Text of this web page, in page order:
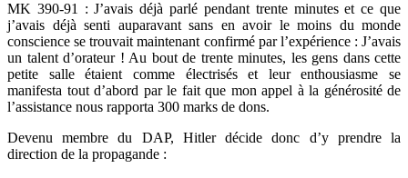
MK 390-91 : J’avais déjà parlé pendant trente minutes et ce que
j’avais déjà senti auparavant sans en avoir le moins du monde
conscience se trouvait maintenant confirmé par l’expérience : J’avais
un talent d’orateur ! Au bout de trente minutes, les gens dans cette
petite salle étaient comme électrisés et leur enthousiasme se
manifesta tout d’abord par le fait que mon appel à la générosité de
l’assistance nous rapporta 300 marks de dons.
Devenu membre du DAP, Hitler décide donc d’y prendre la
direction de la propagande :